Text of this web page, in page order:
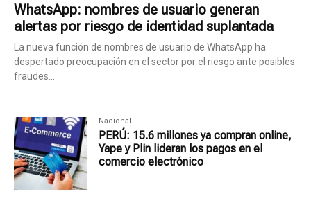
WhatsApp: nombres de usuario generan
alertas por riesgo de identidad suplantada
La nueva función de nombres de usuario de WhatsApp ha
despertado preocupación en el sector por el riesgo ante posibles
fraudes...
Nacional
PERÚ: 15.6 millones ya compran online,
Yape y Plin lideran los pagos en el
comercio electrónico